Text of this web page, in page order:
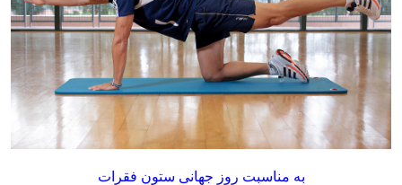
به مناسبت روز جهانی ستون فقرات